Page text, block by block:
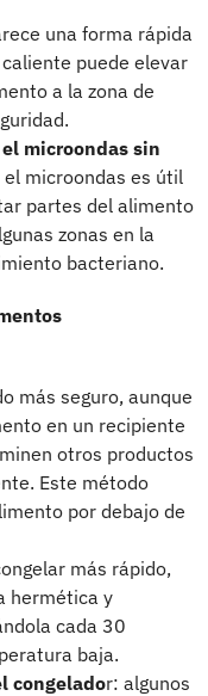
una forma rápida
puede elevar
a la zona de
microondas sin
el microondas es útil
partes del alimento
zonas en la
bacteriano.
más seguro, aunque
en un recipiente
otros productos
Este método
por debajo de
más rápido,
hermética y
cada 30
baja.
congelador: algunos